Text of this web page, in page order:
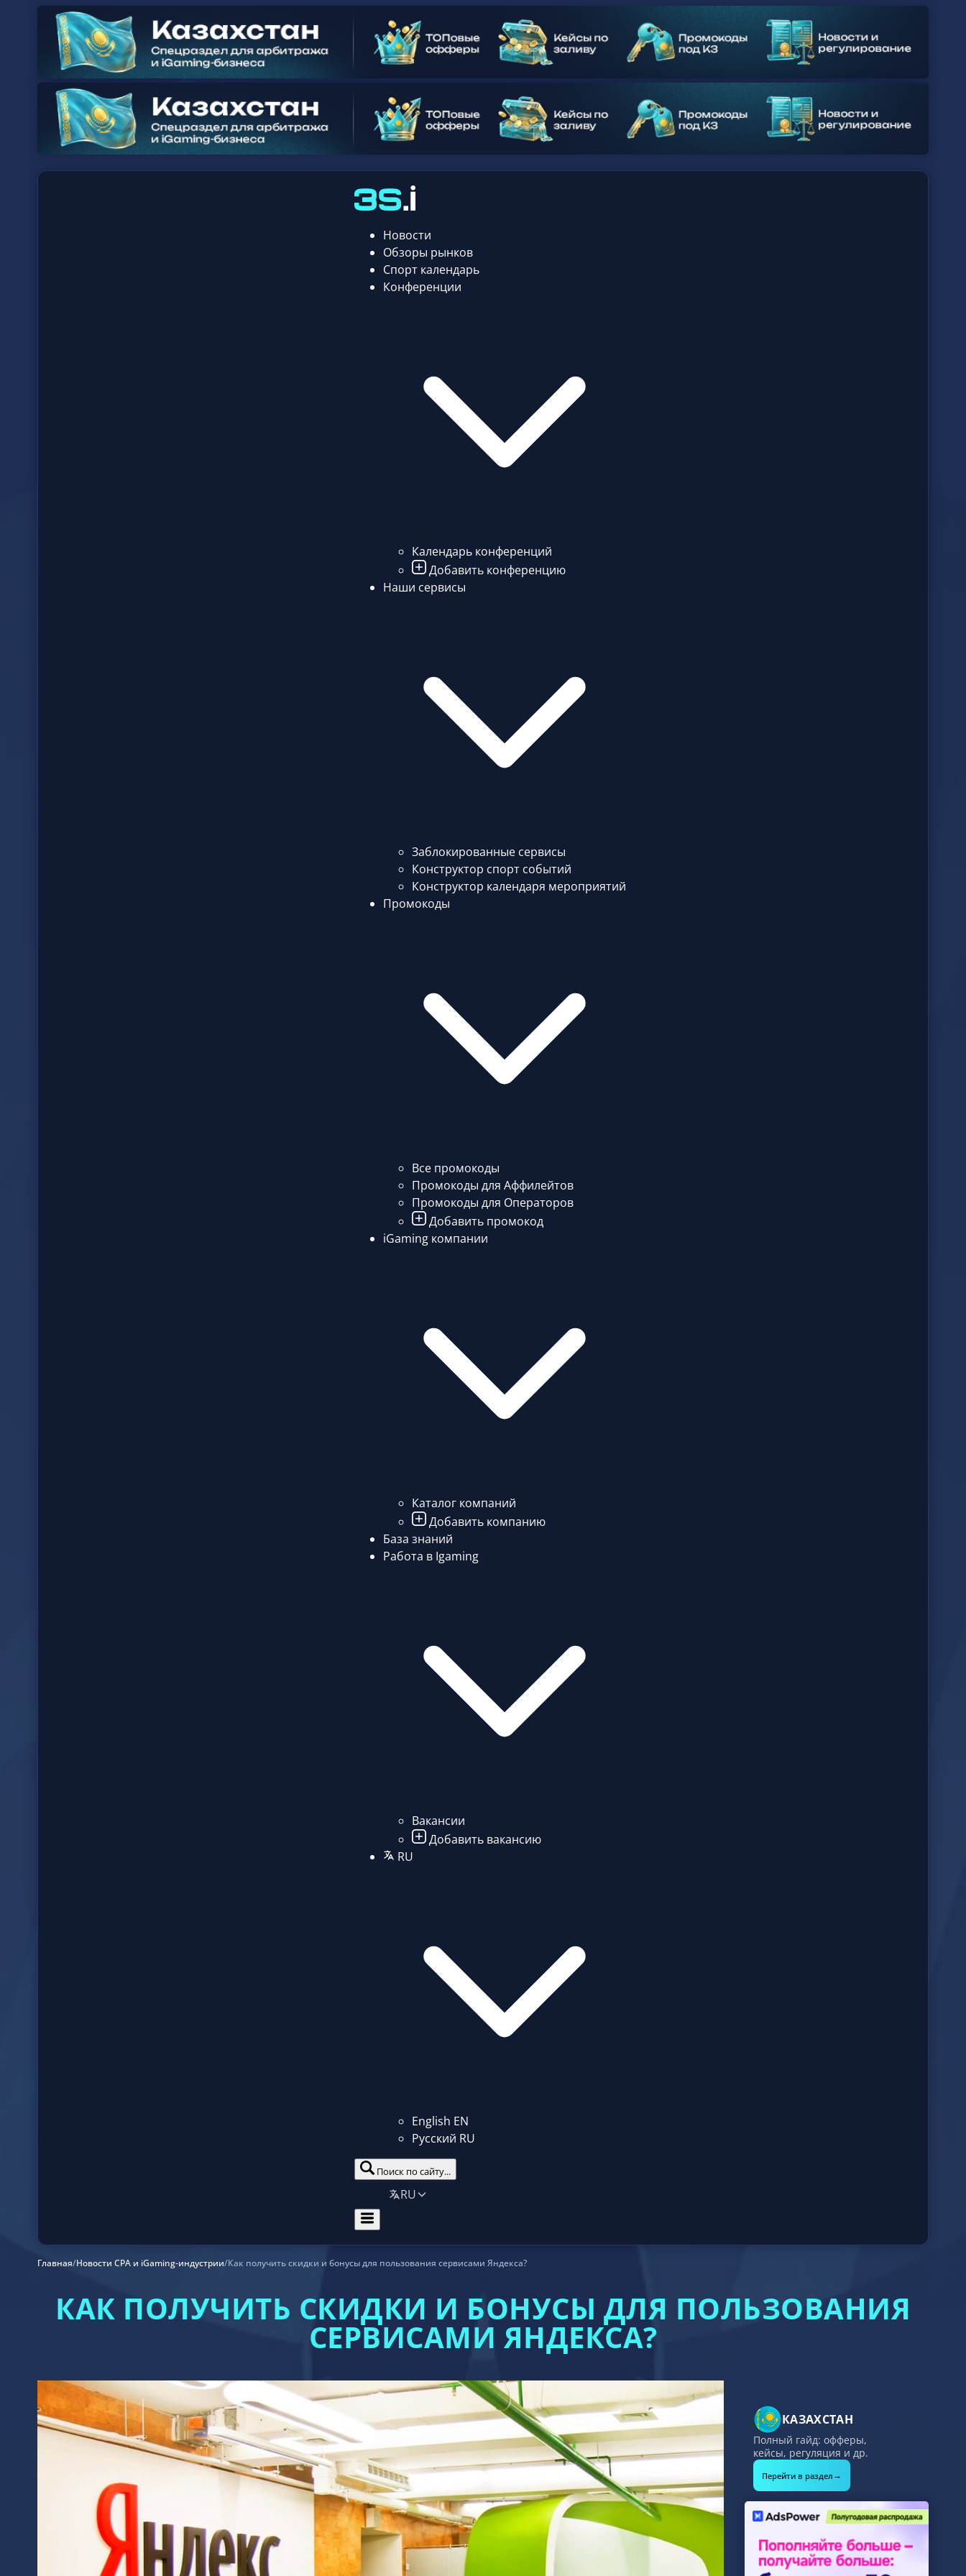
Новости
Обзоры рынков
Спорт календарь
Конференции
Календарь конференций
Добавить конференцию
Наши сервисы
Заблокированные сервисы
Конструктор спорт событий
Конструктор календаря мероприятий
Промокоды
Все промокоды
Промокоды для Аффилейтов
Промокоды для Операторов
Добавить промокод
iGaming компании
Каталог компаний
Добавить компанию
База знаний
Работа в Igaming
Вакансии
Добавить вакансию
RU
English EN
Русский RU
Поиск по сайту...
RU
Главная/Новости CPA и iGaming-индустрии/Как получить скидки и бонусы для пользования сервисами Яндекса?
КАК ПОЛУЧИТЬ СКИДКИ И БОНУСЫ ДЛЯ ПОЛЬЗОВАНИЯ
СЕРВИСАМИ ЯНДЕКСА?
КАЗАХСТАН
Полный гайд: офферы,
кейсы, регуляция и др.
Перейти в раздел →